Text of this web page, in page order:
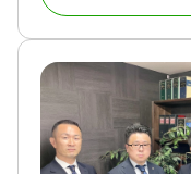
不動産や預貯金等
依頼者様のご要
をさせていただき
携帯電話、LINEな
どうぞお気軽にお